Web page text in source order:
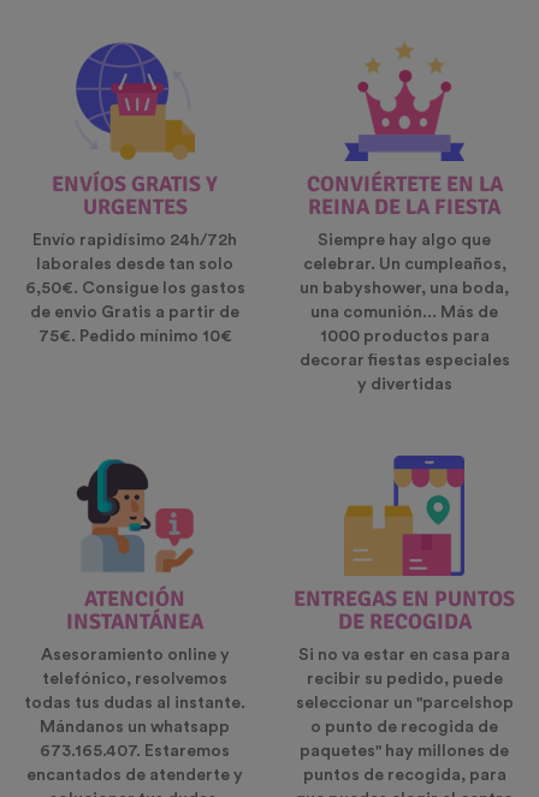
ENVÍOS GRATIS Y
URGENTES
Envío rapidísimo 24h/72h
laborales desde tan solo
6,50€. Consigue los gastos
de envio Gratis a partir de
75€. Pedido mínimo 10€
CONVIÉRTETE EN LA
REINA DE LA FIESTA
Siempre hay algo que
celebrar. Un cumpleaños,
un babyshower, una boda,
una comunión... Más de
1000 productos para
decorar fiestas especiales
y divertidas
ATENCIÓN
INSTANTÁNEA
Asesoramiento online y
telefónico, resolvemos
todas tus dudas al instante.
Mándanos un whatsapp
673.165.407. Estaremos
encantados de atenderte y
ENTREGAS EN PUNTOS
DE RECOGIDA
Si no va estar en casa para
recibir su pedido, puede
seleccionar un "parcelshop
o punto de recogida de
paquetes" hay millones de
puntos de recogida, para